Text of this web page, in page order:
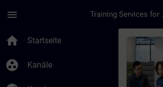
menu
home Startseite
group_work Kanäle
Kurs -